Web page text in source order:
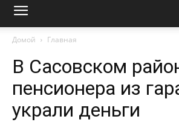
новостей
Домой Главная
В Сасовском
пенсионера из
украли деньги